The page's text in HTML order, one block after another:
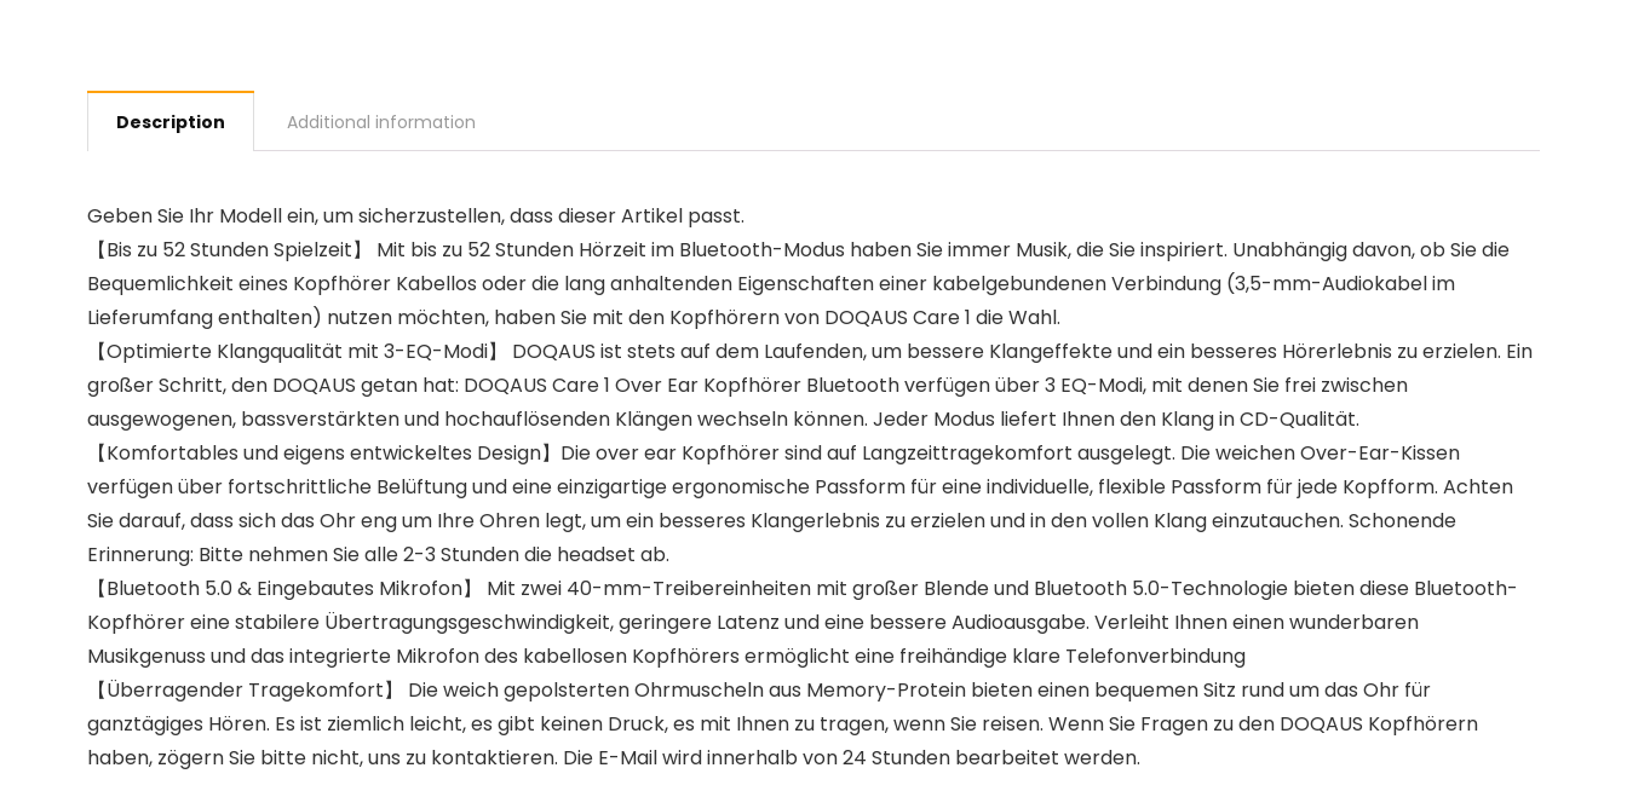
Description Additional information
Geben Sie Ihr Modell ein, um sicherzustellen, dass dieser Artikel passt.
【Bis zu 52 Stunden Spielzeit】 Mit bis zu 52 Stunden Hörzeit im Bluetooth-Modus haben Sie immer Musik, die Sie inspiriert. Unabhängig davon, ob Sie die
Bequemlichkeit eines Kopfhörer Kabellos oder die lang anhaltenden Eigenschaften einer kabelgebundenen Verbindung (3,5-mm-Audiokabel im
Lieferumfang enthalten) nutzen möchten, haben Sie mit den Kopfhörern von DOQAUS Care 1 die Wahl.
【Optimierte Klangqualität mit 3-EQ-Modi】 DOQAUS ist stets auf dem Laufenden, um bessere Klangeffekte und ein besseres Hörerlebnis zu erzielen. Ein
großer Schritt, den DOQAUS getan hat: DOQAUS Care 1 Over Ear Kopfhörer Bluetooth verfügen über 3 EQ-Modi, mit denen Sie frei zwischen
ausgewogenen, bassverstärkten und hochauflösenden Klängen wechseln können. Jeder Modus liefert Ihnen den Klang in CD-Qualität.
【Komfortables und eigens entwickeltes Design】Die over ear Kopfhörer sind auf Langzeittragekomfort ausgelegt. Die weichen Over-Ear-Kissen
verfügen über fortschrittliche Belüftung und eine einzigartige ergonomische Passform für eine individuelle, flexible Passform für jede Kopfform. Achten
Sie darauf, dass sich das Ohr eng um Ihre Ohren legt, um ein besseres Klangerlebnis zu erzielen und in den vollen Klang einzutauchen. Schonende
Erinnerung: Bitte nehmen Sie alle 2-3 Stunden die headset ab.
【Bluetooth 5.0 & Eingebautes Mikrofon】 Mit zwei 40-mm-Treibereinheiten mit großer Blende und Bluetooth 5.0-Technologie bieten diese Bluetooth-
Kopfhörer eine stabilere Übertragungsgeschwindigkeit, geringere Latenz und eine bessere Audioausgabe. Verleiht Ihnen einen wunderbaren
Musikgenuss und das integrierte Mikrofon des kabellosen Kopfhörers ermöglicht eine freihändige klare Telefonverbindung
【Überragender Tragekomfort】 Die weich gepolsterten Ohrmuscheln aus Memory-Protein bieten einen bequemen Sitz rund um das Ohr für
ganztägiges Hören. Es ist ziemlich leicht, es gibt keinen Druck, es mit Ihnen zu tragen, wenn Sie reisen. Wenn Sie Fragen zu den DOQAUS Kopfhörern
haben, zögern Sie bitte nicht, uns zu kontaktieren. Die E-Mail wird innerhalb von 24 Stunden bearbeitet werden.